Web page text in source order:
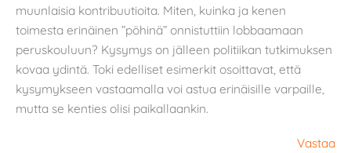
muunlaisia kontribuutioita. Miten, kuinka ja kenen
toimesta erinäinen ”pöhinä” onnistuttiin lobbaamaan
peruskouluun? Kysymys on jälleen politiikan tutkimuksen
kovaa ydintä. Toki edelliset esimerkit osoittavat, että
kysymykseen vastaamalla voi astua erinäisille varpaille,
mutta se kenties olisi paikallaankin.
Vastaa